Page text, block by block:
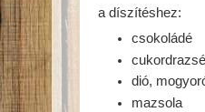
a díszítéshez:
csokoládé
dió,
mazsola